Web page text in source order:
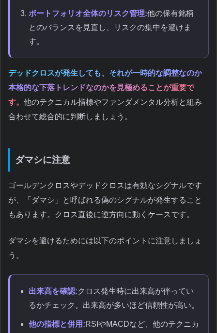
ポートフォリオ全体のリスク管理:他の保有銘柄
とのバランスを見直し、リスクの集中を避けま
す。
デッドクロスが発生しても、それが一時的な調整なのか
本格的な下落トレンドなのかを見極めることが重要で
す。 他のテクニカル指標やファンダメンタル分析と組み
合わせて総合的に判断しましょう。
ダマシに注意
ゴールデンクロスやデッドクロスは有効なシグナルです
が、「ダマシ」と呼ばれる偽のシグナルが発生すること
もあります。クロス直後に逆方向に動くケースです。
ダマシを避けるためには以下のポイントに注意しましょ
う。
出来高を確認:クロス発生時に出来高が伴ってい
るかチェック。出来高が多いほど信頼性が高い。
他の指標と併用:RSIやMACDなど、他のテクニカ